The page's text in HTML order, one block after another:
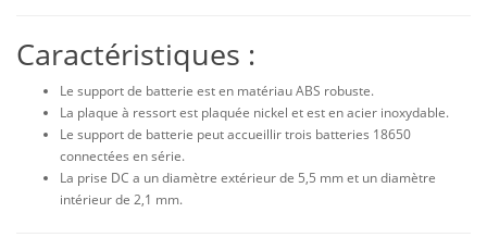
Caractéristiques :
Le support de batterie est en matériau ABS robuste.
La plaque à ressort est plaquée nickel et est en acier inoxydable.
Le support de batterie peut accueillir trois batteries 18650
connectées en série.
La prise DC a un diamètre extérieur de 5,5 mm et un diamètre
intérieur de 2,1 mm.